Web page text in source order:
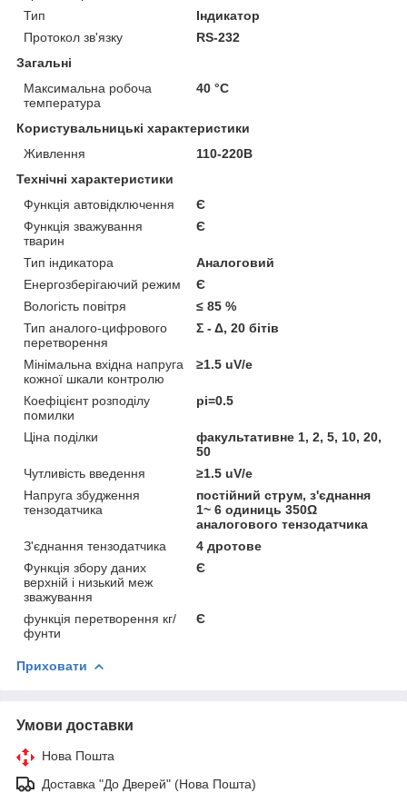
Тип
Індикатор
Протокол зв'язку
RS-232
Загальні
Максимальна робоча
температура
40 °С
Користувальницькі характеристики
Живлення
110-220В
Технічні характеристики
Функція автовідключення
Є
Функція зважування
тварин
Є
Тип індикатора
Аналоговий
Енергозберігаючий режим
Є
Вологість повітря
≤ 85 %
Тип аналого-цифрового
перетворення
Σ - Δ, 20 бітів
Мінімальна вхідна напруга
кожної шкали контролю
≥1.5 uV/e
Коефіцієнт розподілу
помилки
pi=0.5
Ціна поділки
факультативне 1, 2, 5, 10, 20,
50
Чутливість введення
≥1.5 uV/e
Напруга збудження
тензодатчика
постійний струм, з'єднання
1~ 6 одиниць 350Ω
аналогового тензодатчика
З'єднання тензодатчика
4 дротове
Функція збору даних
верхній і низький меж
зважування
Є
функція перетворення кг/
фунти
Є
Приховати
Умови доставки
Нова Пошта
Доставка "До Дверей" (Нова Пошта)